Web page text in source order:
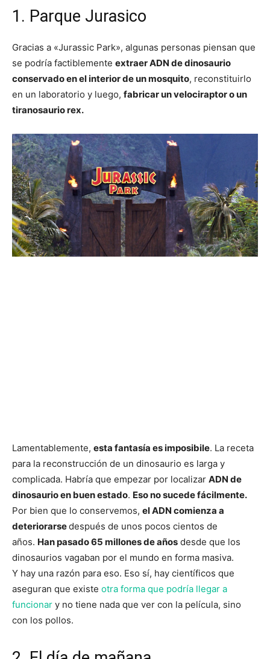
1. Parque Jurasico
Gracias a «Jurassic Park», algunas personas piensan que
se podría factiblemente extraer ADN de dinosaurio
conservado en el interior de un mosquito, reconstituirlo
en un laboratorio y luego, fabricar un velociraptor o un
tiranosaurio rex.
Lamentablemente, esta fantasía es imposibile. La receta
para la reconstrucción de un dinosaurio es larga y
complicada. Habría que empezar por localizar ADN de
dinosaurio en buen estado. Eso no sucede fácilmente.
Por bien que lo conservemos, el ADN comienza a
deteriorarsedespués de unos pocos cientos de
años. Han pasado 65 millones de años desde que los
dinosaurios vagaban por el mundo en forma masiva.
Y hay una razón para eso. Eso sí, hay científicos que
aseguran que existe otra forma que podría llegar a
funcionar y no tiene nada que ver con la película, sino
con los pollos.